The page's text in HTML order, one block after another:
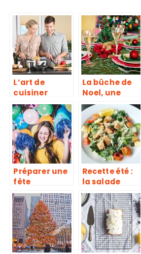
L’art de
cuisiner
La bûche de
Noel, une
tradition qui
continue de
faire des
heureux
Préparer une
fête
d’anniversair
e, on pense à
quoi niveau
cuisine ?
Recette été :
la salade
césar !